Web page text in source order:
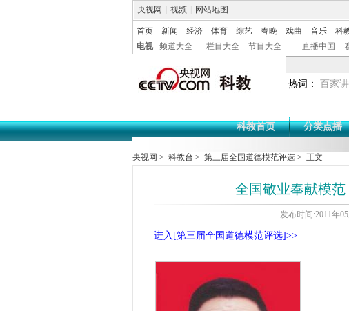
央视网 视频 网站地图
首页 新闻 经济 体育 综艺 春晚 戏曲 音乐 科
电视
频道大全 栏目大全 节目大全 直播中国
热词： 百家
科教首页 分类点播
央视网 > 科教台 > 第三届全国道德模范评选 > 正文
全国敬业奉献模
发布时间:2011年
进入[第三届全国道德模范评选]>>